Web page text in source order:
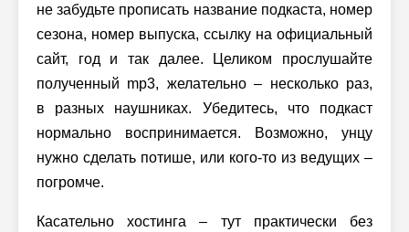
не забудьте прописать название подкаста, номер
сезона, номер выпуска, ссылку на официальный
сайт, год и так далее. Целиком прослушайте
полученный mp3, желательно – несколько раз,
в разных наушниках. Убедитесь, что подкаст
нормально воспринимается. Возможно, унцу
нужно сделать потише, или кого-то из ведущих –
погромче.
Касательно хостинга – тут практически без